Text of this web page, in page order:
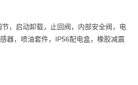
，启动卸载，止回阀，内部安全阀，电
器，喷油套件，IP56配电盒，橡胶减震